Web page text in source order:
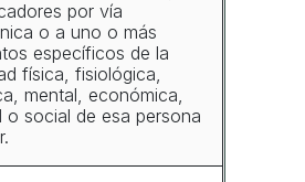
por vía
o a uno o más
específicos de la
física, fisiológica,
mental, económica,
o social de esa persona